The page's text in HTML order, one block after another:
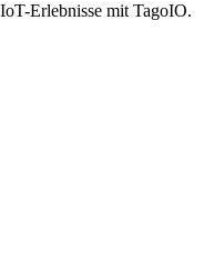
Erlebnisse mit TagoIO.